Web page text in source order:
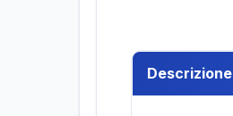
Descrizione